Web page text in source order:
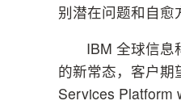
别潜在问题和自愈
IBM 全球信息
的新常态，客户
Services Platform